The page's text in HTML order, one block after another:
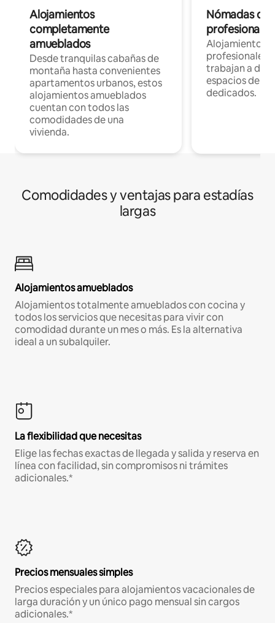
Alojamientos
completamente
amueblados
Desde tranquilas cabañas de
montaña hasta convenientes
apartamentos urbanos, estos
alojamientos amueblados
cuentan con todos las
comodidades de una
vivienda.
Nómadas
Alojamientos
profesionales
trabajan a
espacios de
dedicados.
Comodidades y ventajas para estadías
largas
Alojamientos amueblados
Alojamientos totalmente amueblados con cocina y
todos los servicios que necesitas para vivir con
comodidad durante un mes o más. Es la alternativa
ideal a un subalquiler.
La flexibilidad que necesitas
Elige las fechas exactas de llegada y salida y reserva en
línea con facilidad, sin compromisos ni trámites
adicionales.*
Precios mensuales simples
Precios especiales para alojamientos vacacionales de
larga duración y un único pago mensual sin cargos
adicionales.*